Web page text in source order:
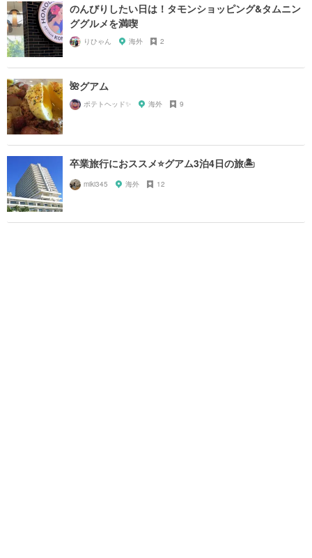
のんびりしたい日は！タモンショッピング&タムニン
ググルメを満喫
りひゃん 海外 2
🌺グアム
ポテトヘッド✨ 海外 9
卒業旅行におススメ⭐️グアム3泊4日の旅🏝
miki345 海外 12